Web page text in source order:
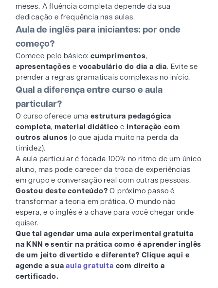
meses. A fluência completa depende da sua
dedicação e frequência nas aulas.
Aula de inglês para iniciantes: por onde
começo?
Comece pelo básico: cumprimentos,
apresentações e vocabulário do dia a dia. Evite se
prender a regras gramaticais complexas no início.
Qual a diferença entre curso e aula
particular?
O curso oferece uma estrutura pedagógica
completa,material didático einteração com
outros alunos(o que ajuda muito na perda da
timidez).
A aula particular é focada 100% no ritmo de um único
aluno, mas pode carecer da troca de experiências
em grupo e conversação real com outras pessoas.
Gostou deste conteúdo? O próximo passo é
transformar a teoria em prática. O mundo não
espera, e o inglês é a chave para você chegar onde
quiser.
Que tal agendar uma aula experimental gratuita
na KNN e sentir na prática como é aprender inglês
de um jeito divertido e diferente? Clique aqui e
agende a sua aula gratuita com direito a
certificado.